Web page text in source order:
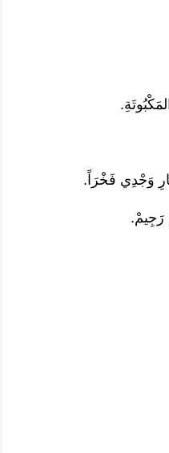
وَجْدِي فَخْرَاً.